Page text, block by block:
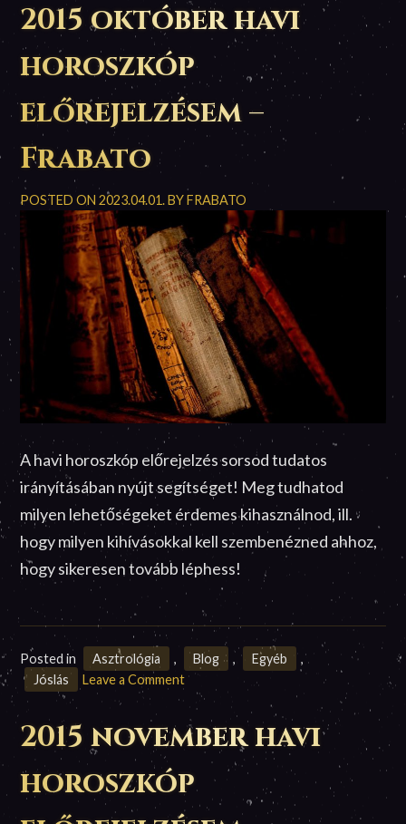
2015 október havi
horoszkóp
előrejelzésem –
Frabato
POSTED ON2023.04.01.BYFRABATO
A havi horoszkóp előrejelzés sorsod tudatos
irányításában nyújt segítséget! Meg tudhatod
milyen lehetőségeket érdemes kihasználnod, ill.
hogy milyen kihívásokkal kell szembenézned ahhoz,
hogy sikeresen tovább léphess!
Posted in Asztrológia , Blog , Egyéb
,
Jóslás
Leave a Commenton
2015
október
havi
horoszkóp
előrejelzésem
–
2015 november havi
horoszkóp